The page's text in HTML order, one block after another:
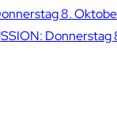
8.
Donnerstag